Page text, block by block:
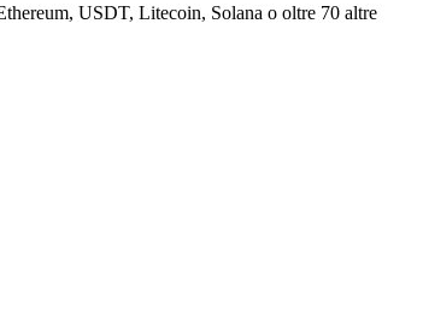
USDT, Litecoin, Solana o oltre 70 altre